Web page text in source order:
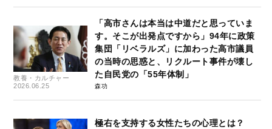
教養・カルチャー
2026.06.25
「高市さんは本当は中道だと思っていま
す。そこが出発点ですから」94年に政策
集団「リベラルズ」に加わった高市議員
の当時の思惑と、リクルート事件が壊し
た自民党の「55年体制」
森功
極右を支持する女性たちの心理とは？